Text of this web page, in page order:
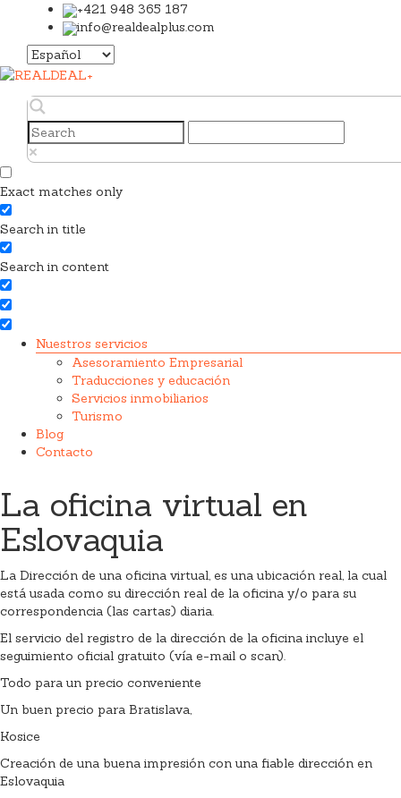
+421 948 365 187
info@realdealplus.com
Elegir
un
Exact matches only
Search in title
Search in content
Nuestros servicios
Asesoramiento Empresarial
Traducciones y educación
Servicios inmobiliarios
Turismo
Blog
Contacto
La oficina virtual en
Eslovaquia
La Dirección de una oficina virtual, es una ubicación real, la cual
está usada como su dirección real de la oficina y/o para su
correspondencia (las cartas) diaria.
El servicio del registro de la dirección de la oficina incluye el
seguimiento oficial gratuito (vía e-mail o scan).
Todo para un precio conveniente
Un buen precio para Bratislava,
Kosice
Creación de una buena impresión con una fiable dirección en
Eslovaquia